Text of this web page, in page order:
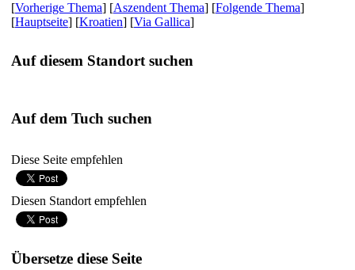
[Vorherige Thema] [Aszendent Thema] [Folgende Thema]
[Hauptseite] [Kroatien] [Via Gallica]
Auf diesem Standort suchen
Auf dem Tuch suchen
Diese Seite empfehlen
Diesen Standort empfehlen
Übersetze diese Seite